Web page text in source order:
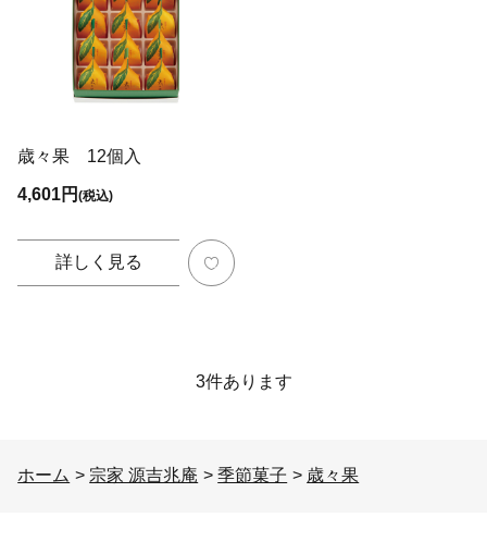
歳々果 12個入
4,601円(税込)
詳しく見る
3件あります
ホーム >宗家 源吉兆庵 >季節菓子 > 歳々果